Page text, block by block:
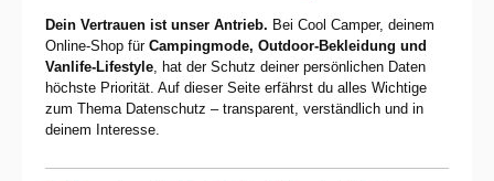
Dein Vertrauen ist unser Antrieb. Bei Cool Camper, deinem
Online-Shop für Campingmode, Outdoor-Bekleidung und
Vanlife-Lifestyle , hat der Schutz deiner persönlichen Daten
höchste Priorität. Auf dieser Seite erfährst du alles Wichtige
zum Thema Datenschutz – transparent, verständlich und in
deinem Interesse.